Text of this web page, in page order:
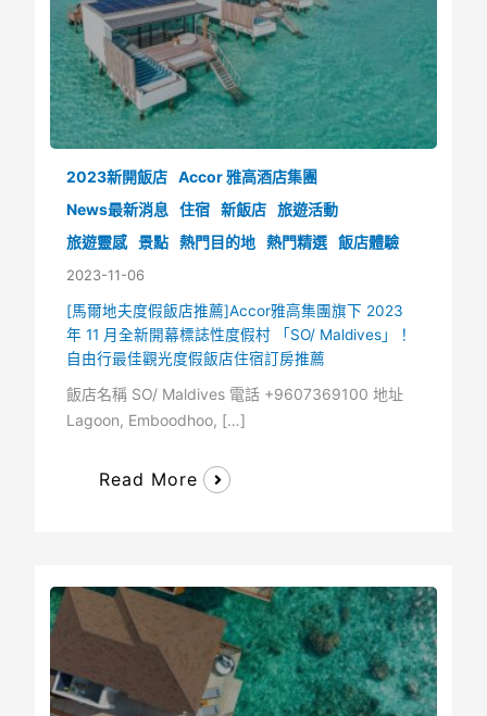
2023新開飯店 Accor 雅高酒店集團
News最新消息
住宿 新飯店 旅遊活動
旅遊靈感 景點 熱門目的地 熱門精選 飯店體驗
2023-11-06
[馬爾地夫度假飯店推薦]Accor雅高集團旗下 2023
年 11 月全新開幕標誌性度假村 「SO/ Maldives」！
自由行最佳觀光度假飯店住宿訂房推薦
飯店名稱 SO/ Maldives 電話 +9607369100 地址
Lagoon, Emboodhoo, […]
Read More